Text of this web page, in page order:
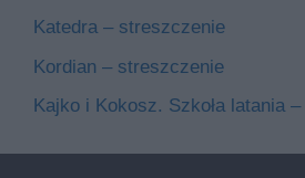
Katedra – streszczenie
Kordian – streszczenie
Kajko i Kokosz. Szkoła latania